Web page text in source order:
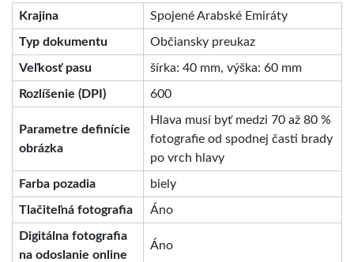
Krajina Spojené Arabské Emiráty
Typ dokumentu Občiansky preukaz
Veľkosť pasu šírka: 40 mm, výška: 60 mm
Rozlíšenie (DPI) 600
Parametre definície
obrázka
Hlava musí byť medzi 70 až 80 %
fotografie od spodnej časti brady
po vrch hlavy
Farba pozadia biely
Tlačiteľná fotografia Áno
Digitálna fotografia
na odoslanie online
Áno